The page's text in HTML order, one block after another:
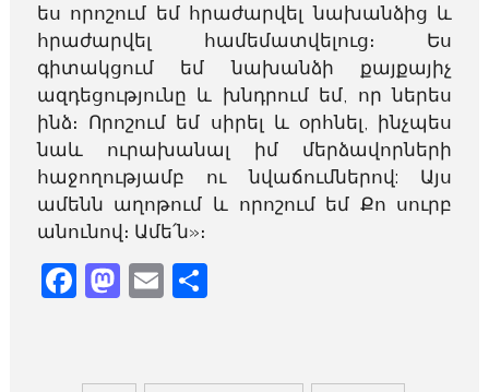
ես որոշում եմ հրաժարվել նախանձից և
հրաժարվել համեմատվելուց։ Ես
գիտակցում եմ նախանձի քայքայիչ
ազդեցությունը և խնդրում եմ, որ ներես
ինձ։ Որոշում եմ սիրել և օրհնել, ինչպես
նաև ուրախանալ իմ մերձավորների
հաջողությամբ ու նվաճումներով: Այս
ամենն աղոթում և որոշում եմ Քո սուրբ
անունով։ Ամե՛ն»։
Facebook
Mastodon
EmailShare